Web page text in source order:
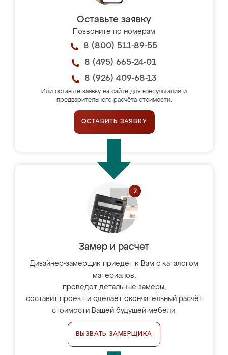
Оставьте заявку
Позвоните по номерам
8 (800) 511-89-55
8 (495) 665-24-01
8 (926) 409-68-13
Или оставьте заявку на сайте для консультации и
предварительного расчёта стоимости.
ОСТАВИТЬ ЗАЯВКУ
Замер и расчет
Дизайнер-замерщик приедет к Вам с каталогом
материалов,
проведёт детальные замеры,
составит проект и сделает окончательный расчёт
стоимости Вашей будущей мебели.
ВЫЗВАТЬ ЗАМЕРЩИКА